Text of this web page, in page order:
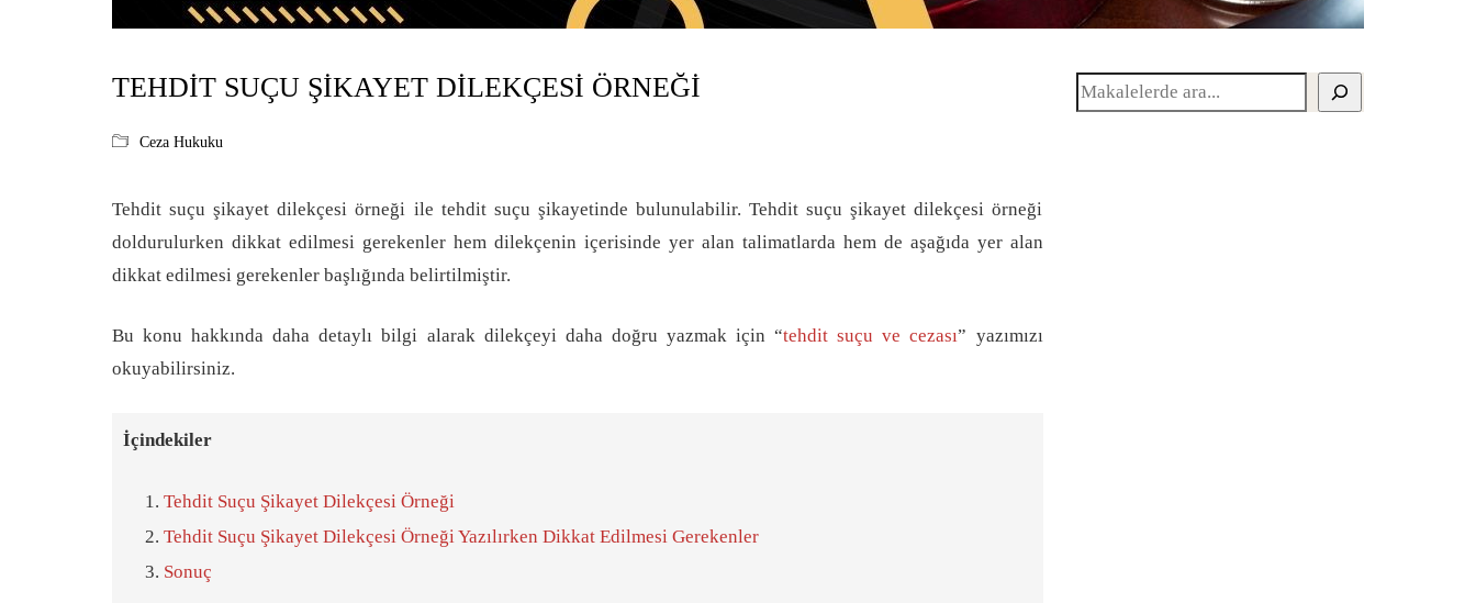
TEHDIT SUÇU ŞIKAYET DILEKÇESI ÖRNEĞI
Ceza Hukuku
Tehdit suçu şikayet dilekçesi örneği ile tehdit suçu şikayetinde bulunulabilir. Tehdit suçu şikayet dilekçesi örneği
doldurulurken dikkat edilmesi gerekenler hem dilekçenin içerisinde yer alan talimatlarda hem de aşağıda yer alan
dikkat edilmesi gerekenler başlığında belirtilmiştir.
Bu konu hakkında daha detaylı bilgi alarak dilekçeyi daha doğru yazmak için “tehdit suçu ve cezası” yazımızı
okuyabilirsiniz.
İçindekiler
Tehdit Suçu Şikayet Dilekçesi Örneği
Tehdit Suçu Şikayet Dilekçesi Örneği Yazılırken Dikkat Edilmesi Gerekenler
Sonuç
Ara